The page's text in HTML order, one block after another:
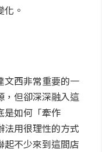
。
文西非常重要的一
，但卻深深融入這
是如何「牽作
法用很理性的方式
起不少來到這間店